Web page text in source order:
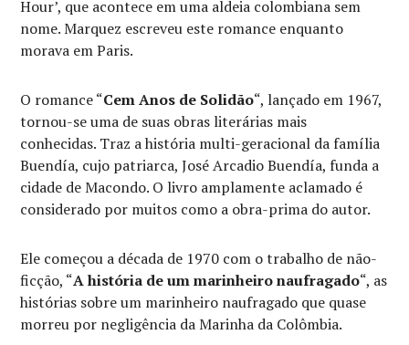
Hour’, que acontece em uma aldeia colombiana sem
nome. Marquez escreveu este romance enquanto
morava em Paris.
O romance “Cem Anos de Solidão“, lançado em 1967,
tornou-se uma de suas obras literárias mais
conhecidas. Traz a história multi-geracional da família
Buendía, cujo patriarca, José Arcadio Buendía, funda a
cidade de Macondo. O livro amplamente aclamado é
considerado por muitos como a obra-prima do autor.
Ele começou a década de 1970 com o trabalho de não-
ficção, “A história de um marinheiro naufragado“, as
histórias sobre um marinheiro naufragado que quase
morreu por negligência da Marinha da Colômbia.